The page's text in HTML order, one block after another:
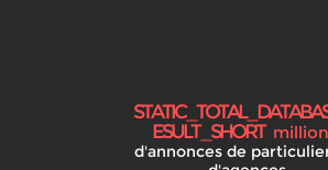
STAT
I
C_TOTA
L_DATAB
ESUL
T_SHOR
T
d'annonces de